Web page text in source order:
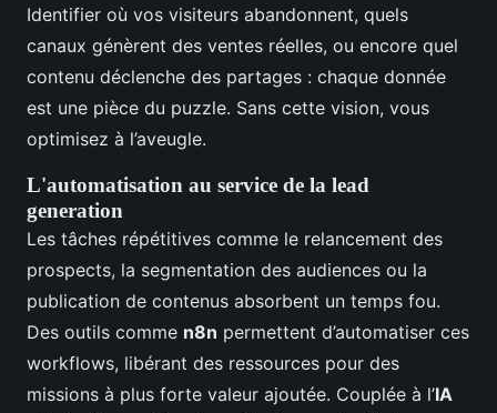
Identifier où vos visiteurs abandonnent, quels
canaux génèrent des ventes réelles, ou encore quel
contenu déclenche des partages : chaque donnée
est une pièce du puzzle. Sans cette vision, vous
optimisez à l’aveugle.
L'automatisation au service de la lead
generation
Les tâches répétitives comme le relancement des
prospects, la segmentation des audiences ou la
publication de contenus absorbent un temps fou.
Des outils comme n8n permettent d’automatiser ces
workflows, libérant des ressources pour des
missions à plus forte valeur ajoutée. Couplée à l’IA